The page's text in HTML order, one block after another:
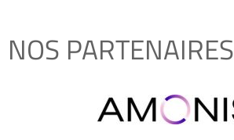
NOS PARTENAIRES